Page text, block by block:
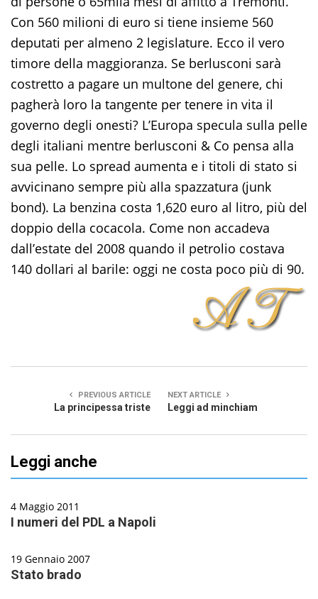
Con 560 milioni di euro si tiene insieme 560
deputati per almeno 2 legislature. Ecco il vero
timore della maggioranza. Se berlusconi sarà
costretto a pagare un multone del genere, chi
pagherà loro la tangente per tenere in vita il
governo degli onesti? L’Europa specula sulla pelle
degli italiani mentre berlusconi & Co pensa alla
sua pelle. Lo spread aumenta e i titoli di stato si
avvicinano sempre più alla spazzatura (junk
bond). La benzina costa 1,620 euro al litro, più del
doppio della cocacola. Come non accadeva
dall’estate del 2008 quando il petrolio costava
140 dollari al barile: oggi ne costa poco più di 90.
PREVIOUS ARTICLE
La principessa triste
NEXT ARTICLE
Leggi ad minchiam
Leggi anche
4 Maggio 2011
I numeri del PDL a Napoli
19 Gennaio 2007
Stato brado